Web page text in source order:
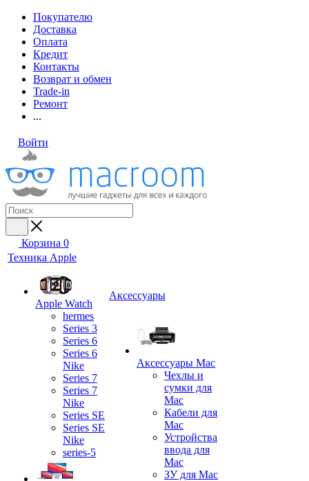
Покупателю
Доставка
Оплата
Кредит
Контакты
Возврат и обмен
Trade-in
Ремонт
...
Войти
Корзина 0
Техника Apple
Apple Watch
hermes
Series 3
Series 6
Series 6
Nike
Series 7
Series 7
Nike
Series SE
Series SE
Nike
series-5
Аксессуары
Аксессуары Mac
Чехлы и
сумки для
Mac
Кабели для
Mac
Устройства
ввода для
Mac
ЗУ для Mac